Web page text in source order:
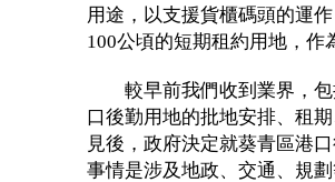
用途，以支援貨櫃碼頭的運
100公頃的短期租約用地，作
較早前我們收到業界，包
口後勤用地的批地安排、租
見後，政府決定就葵青區港
事情是涉及地政、交通、規